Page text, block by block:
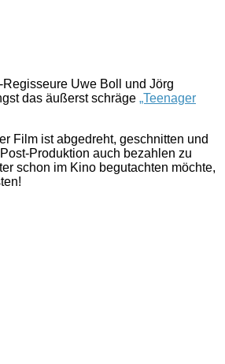
Uwe Boll und Jörg
das äußerst schräge „Teenager
Film ist abgedreht, geschnitten und
Produktion auch bezahlen zu
schon im Kino begutachten möchte,